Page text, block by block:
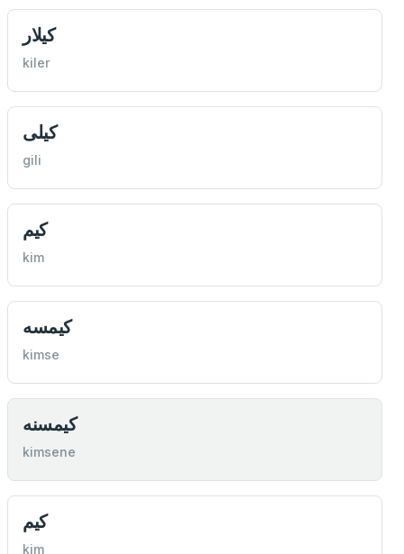
كيلار
kiler
كیلی
gili
كیم
kim
كيمسه
kimse
كيمسنه
kimsene
كيم
kim